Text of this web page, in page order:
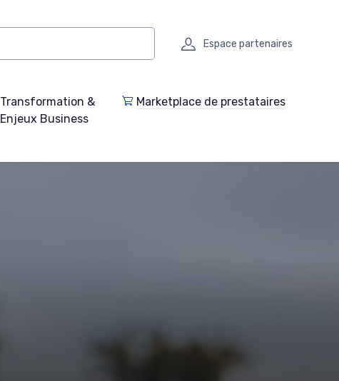
Espace partenaires
Transformation &
Enjeux Business
Marketplace de prestataires